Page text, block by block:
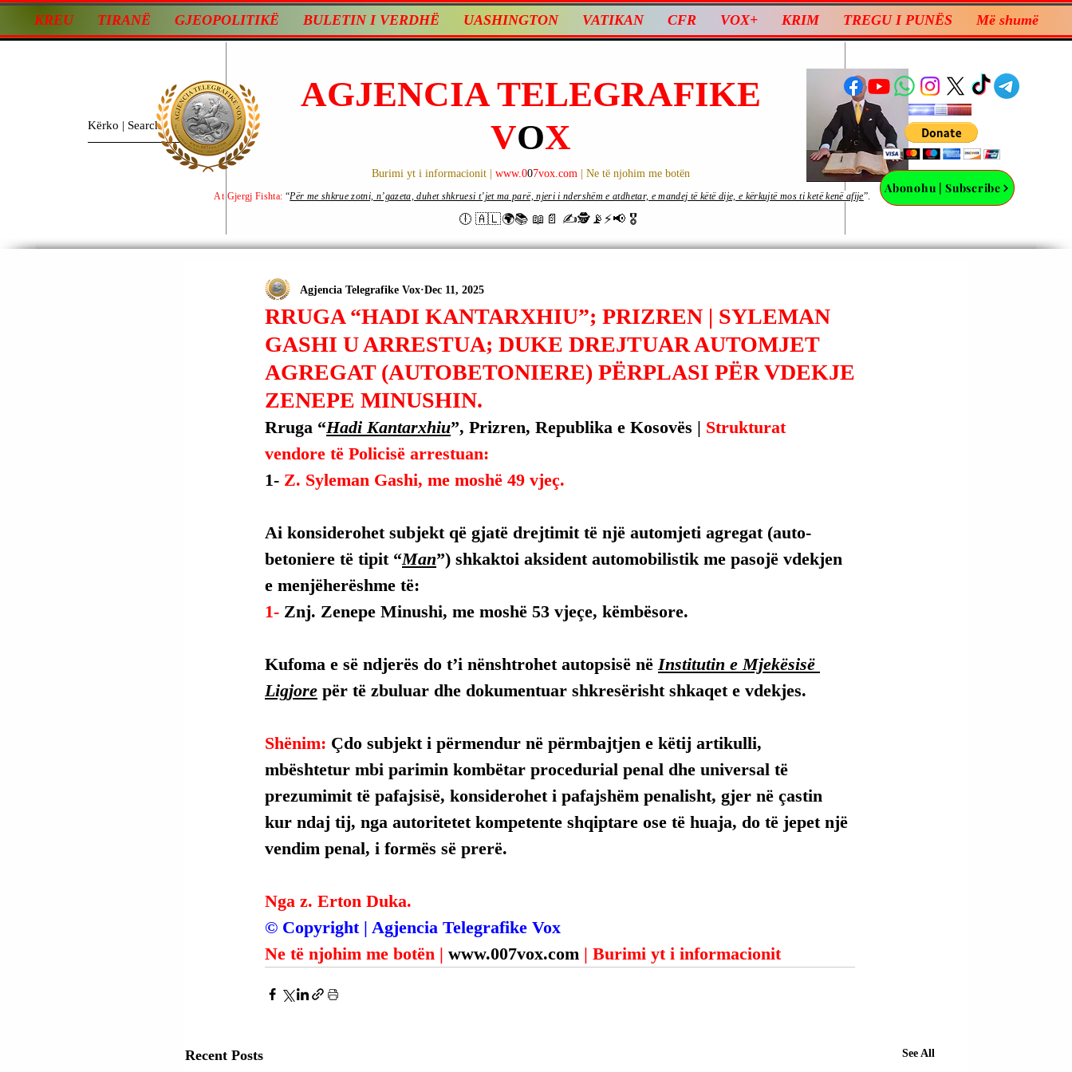
KREU TIRANË GJEOPOLITIKË BULETIN I VERDHË UASHINGTON VATIKAN CFR VOX+ KRIM TREGU I PUNËS Më shumë
AGJENCIA TELEGRAFIKE
VOX
Burimi yt i informacionit | www.007vox.com | Ne të njohim me botën
🕕 🇦🇱🌍📚 📖📄 ✍🕵️📡⚡️📢 🎖
Abonohu | Subscribe
At Gjergj Fishta: “Për me shkrue zotni, n’gazeta, duhet shkruesi t’jet ma parë, njeri i ndershëm e atdhetar, e mandej të këtë dije, e kërkujtë mos ti ketë kenë afije”.
RRUGA “HADI KANTARXHIU”; PRIZREN | SYLEMAN
GASHI U ARRESTUA; DUKE DREJTUAR AUTOMJET
AGREGAT (AUTOBETONIERE) PËRPLASI PËR VDEKJE
ZENEPE MINUSHIN.
Agjencia Telegrafike Vox Dec 11, 2025
Rruga “Hadi Kantarxhiu”, Prizren, Republika e Kosovës | Strukturat
vendore të Policisë arrestuan:
1- Z. Syleman Gashi, me moshë 49 vjeç.
Ai konsiderohet subjekt që gjatë drejtimit të një automjeti agregat (auto-
betoniere të tipit “Man”) shkaktoi aksident automobilistik me pasojë vdekjen
e menjëherëshme të:
1- Znj. Zenepe Minushi, me moshë 53 vjeçe, këmbësore.
Kufoma e së ndjerës do t’i nënshtrohet autopsisë në Institutin e Mjekësisë
Ligjore për të zbuluar dhe dokumentuar shkresërisht shkaqet e vdekjes.
Shënim: Çdo subjekt i përmendur në përmbajtjen e këtij artikulli,
mbështetur mbi parimin kombëtar procedurial penal dhe universal të
prezumimit të pafajsisë, konsiderohet i pafajshëm penalisht, gjer në çastin
kur ndaj tij, nga autoritetet kompetente shqiptare ose të huaja, do të jepet një
vendim penal, i formës së prerë.
Nga z. Erton Duka.
© Copyright | Agjencia Telegrafike Vox
Ne të njohim me botën | www.007vox.com | Burimi yt i informacionit
Recent Posts See All